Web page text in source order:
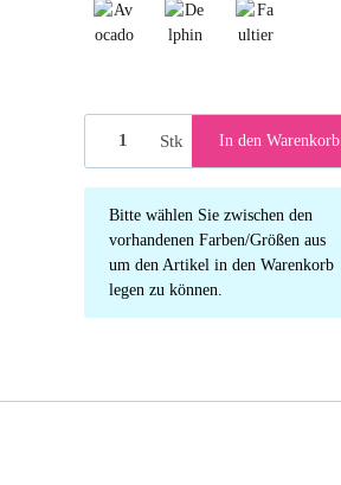
Stk In den Warenkorb
x
Bitte wählen Sie zwischen den
vorhandenen Farben/Größen aus
um den Artikel in den Warenkorb
legen zu können.